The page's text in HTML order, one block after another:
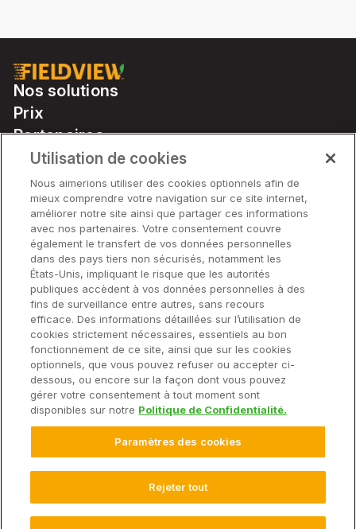
Nos solutions
Prix
Partenaires
Notre matériel
Soutien
Solutions
Matériel
Entreprise
© 2025 Climate LLC. Tous droits réservés.
Conditions d'utilisation du site Web
FAQ sur la déclaration de confidentialité
Déclaration de confidentialité des données sur la santé
Paramètres des Cookies
Utilisation de cookies
Nous aimerions utiliser des cookies optionnels afin de
mieux comprendre votre navigation sur ce site internet,
améliorer notre site ainsi que partager ces informations
avec nos partenaires. Votre consentement couvre
également le transfert de vos données personnelles
dans des pays tiers non sécurisés, notamment les
États-Unis, impliquant le risque que les autorités
publiques accèdent à vos données personnelles à des
fins de surveillance entre autres, sans recours
efficace. Des informations détaillées sur l’utilisation de
cookies strictement nécessaires, essentiels au bon
fonctionnement de ce site, ainsi que sur les cookies
optionnels, que vous pouvez refuser ou accepter ci-
dessous, ou encore sur la façon dont vous pouvez
gérer votre consentement à tout moment sont
disponibles sur notre Politique de Confidentialité.
Paramètres des cookies
Rejeter tout